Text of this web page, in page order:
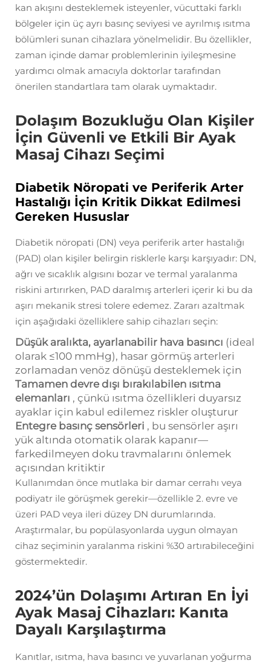
kan akışını desteklemek isteyenler, vücuttaki farklı
bölgeler için üç ayrı basınç seviyesi ve ayrılmış ısıtma
bölümleri sunan cihazlara yönelmelidir. Bu özellikler,
zaman içinde damar problemlerinin iyileşmesine
yardımcı olmak amacıyla doktorlar tarafından
önerilen standartlara tam olarak uymaktadır.
Dolaşım Bozukluğu Olan Kişiler
İçin Güvenli ve Etkili Bir Ayak
Masaj Cihazı Seçimi
Diabetik Nöropati ve Periferik Arter
Hastalığı İçin Kritik Dikkat Edilmesi
Gereken Hususlar
Diabetik nöropati (DN) veya periferik arter hastalığı
(PAD) olan kişiler belirgin risklerle karşı karşıyadır: DN,
ağrı ve sıcaklık algısını bozar ve termal yaralanma
riskini artırırken, PAD daralmış arterleri içerir ki bu da
aşırı mekanik stresi tolere edemez. Zararı azaltmak
için aşağıdaki özelliklere sahip cihazları seçin:
Düşük aralıkta, ayarlanabilir hava basıncı (ideal
olarak ≤100 mmHg), hasar görmüş arterleri
zorlamadan venöz dönüşü desteklemek için
Tamamen devre dışı bırakılabilen ısıtma
elemanları , çünkü ısıtma özellikleri duyarsız
ayaklar için kabul edilemez riskler oluşturur
Entegre basınç sensörleri , bu sensörler aşırı
yük altında otomatik olarak kapanır—
farkedilmeyen doku travmalarını önlemek
açısından kritiktir
Kullanımdan önce mutlaka bir damar cerrahı veya
podiyatr ile görüşmek gerekir—özellikle 2. evre ve
üzeri PAD veya ileri düzey DN durumlarında.
Araştırmalar, bu popülasyonlarda uygun olmayan
cihaz seçiminin yaralanma riskini %30 artırabileceğini
göstermektedir.
2024’ün Dolaşımı Artıran En İyi
Ayak Masaj Cihazları: Kanıta
Dayalı Karşılaştırma
Kanıtlar, ısıtma, hava basıncı ve yuvarlanan yoğurma